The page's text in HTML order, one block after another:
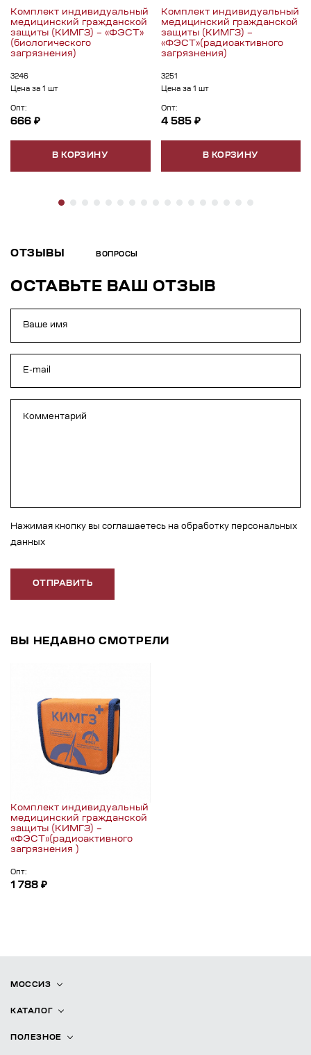
Комплект индивидуальный
медицинский гражданской
защиты (КИМГЗ) – «ФЭСТ»
(биологического
загрязнения)
3246
Цена за 1 шт
Опт:
666 ₽
В КОРЗИНУ
Комплект индивидуальный
медицинский гражданской
защиты (КИМГЗ) –
«ФЭСТ»(радиоактивного
загрязнения)
3251
Цена за 1 шт
Опт:
4 585 ₽
В КОРЗИНУ
ОТЗЫВЫ ВОПРОСЫ
ОСТАВЬТЕ ВАШ ОТЗЫВ
Нажимая кнопку вы соглашаетесь на обработку персональных
данных
ОТПРАВИТЬ
ВЫ НЕДАВНО СМОТРЕЛИ
Комплект индивидуальный
медицинский гражданской
защиты (КИМГЗ) –
«ФЭСТ»(радиоактивного
загрязнения )
Опт:
1 788 ₽
МОССИЗ
КАТАЛОГ
ПОЛЕЗНОЕ